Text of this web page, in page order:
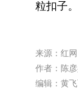
粒扣子。
来源：红网
作者：陈
编辑：黄